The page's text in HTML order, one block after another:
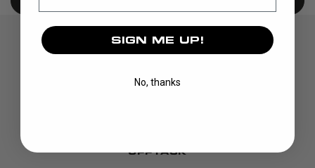
UPPTÄCK
SIGN ME UP!
No, thanks